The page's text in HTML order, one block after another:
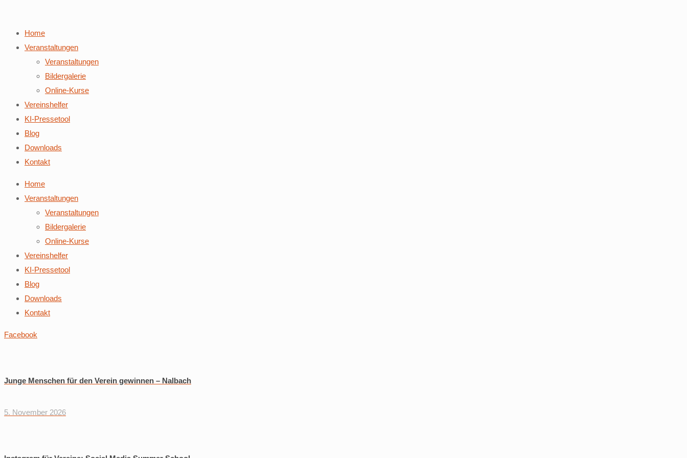
Home
Veranstaltungen
Veranstaltungen
Bildergalerie
Online-Kurse
Vereinshelfer
KI-Pressetool
Blog
Downloads
Kontakt
Home
Veranstaltungen
Veranstaltungen
Bildergalerie
Online-Kurse
Vereinshelfer
KI-Pressetool
Blog
Downloads
Kontakt
Facebook
Junge Menschen für den Verein gewinnen – Nalbach
5. November 2026